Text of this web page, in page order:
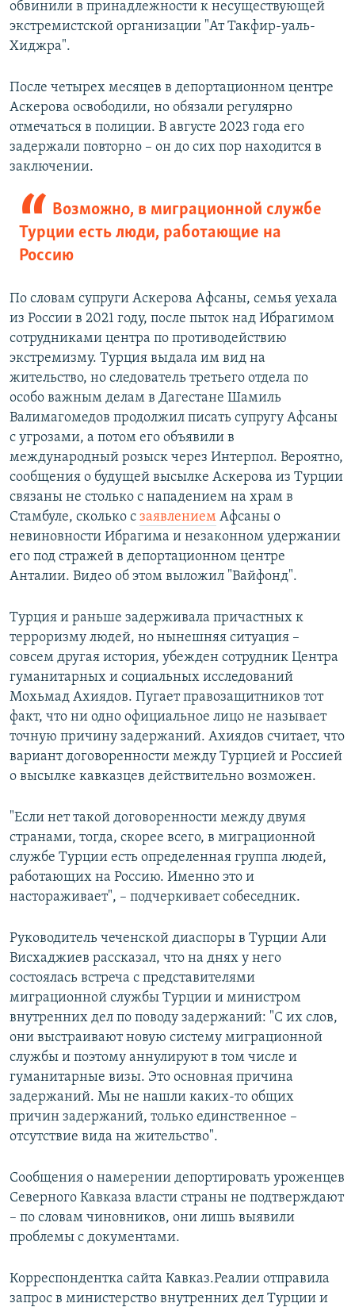
обвинили в принадлежности к несуществующей
экстремистской организации "Ат Такфир-уаль-
Хиджра".
После четырех месяцев в депортационном центре
Аскерова освободили, но обязали регулярно
отмечаться в полиции. В августе 2023 года его
задержали повторно – он до сих пор находится в
заключении.
Возможно, в миграционной службе
Турции есть люди, работающие на
Россию
По словам супруги Аскерова Афсаны, семья уехала
из России в 2021 году, после пыток над Ибрагимом
сотрудниками центра по противодействию
экстремизму. Турция выдала им вид на
жительство, но следователь третьего отдела по
особо важным делам в Дагестане Шамиль
Валимагомедов продолжил писать супругу Афсаны
с угрозами, а потом его объявили в
международный розыск через Интерпол. Вероятно,
сообщения о будущей высылке Аскерова из Турции
связаны не столько с нападением на храм в
Стамбуле, сколько с заявлением Афсаны о
невиновности Ибрагима и незаконном удержании
его под стражей в депортационном центре
Анталии. Видео об этом выложил "Вайфонд".
Турция и раньше задерживала причастных к
терроризму людей, но нынешняя ситуация –
совсем другая история, убежден сотрудник Центра
гуманитарных и социальных исследований
Мохьмад Ахиядов. Пугает правозащитников тот
факт, что ни одно официальное лицо не называет
точную причину задержаний. Ахиядов считает, что
вариант договоренности между Турцией и Россией
о высылке кавказцев действительно возможен.
"Если нет такой договоренности между двумя
странами, тогда, скорее всего, в миграционной
службе Турции есть определенная группа людей,
работающих на Россию. Именно это и
настораживает", – подчеркивает собеседник.
Руководитель чеченской диаспоры в Турции Али
Висхаджиев рассказал, что на днях у него
состоялась встреча с представителями
миграционной службы Турции и министром
внутренних дел по поводу задержаний: "С их слов,
они выстраивают новую систему миграционной
службы и поэтому аннулируют в том числе и
гуманитарные визы. Это основная причина
задержаний. Мы не нашли каких-то общих
причин задержаний, только единственное –
отсутствие вида на жительство".
Сообщения о намерении депортировать уроженцев
Северного Кавказа власти страны не подтверждают
– по словам чиновников, они лишь выявили
проблемы с документами.
Корреспондентка сайта Кавказ.Реалии отправила
запрос в министерство внутренних дел Турции и